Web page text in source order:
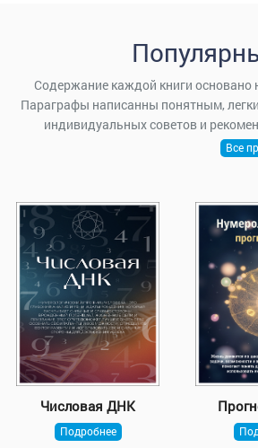
Содержание каждой книги
Параграфы написанны понятным,
индивидуальных советов и
Все
Числовая ДНК
Подробнее